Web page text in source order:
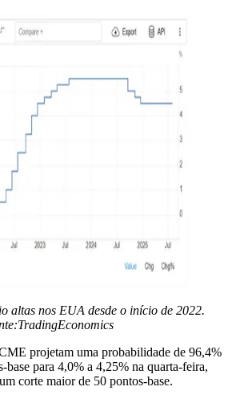
altas nos EUA desde o início de 2022.
TradingEconomics
projetam uma probabilidade de 96,4%
base para 4,0% a 4,25% na quarta-feira,
corte maior de 50 pontos-base.